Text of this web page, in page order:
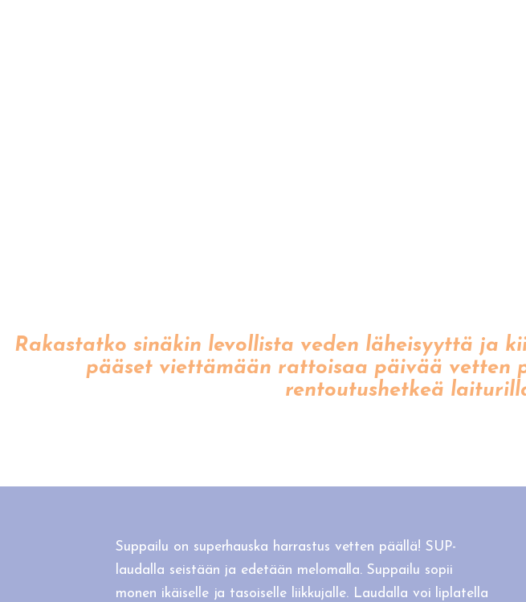
Rakastatko sinäkin levollista veden läheisyyttä ja
pääset viettämään rattoisaa päivää vetten
rentoutushetkeä
Suppailu on superhauska harrastus vetten päällä! SUP-
laudalla seistään ja edetään melomalla. Suppailu sopii
monen ikäiselle ja tasoiselle liikkujalle. Laudalla voi liplatella